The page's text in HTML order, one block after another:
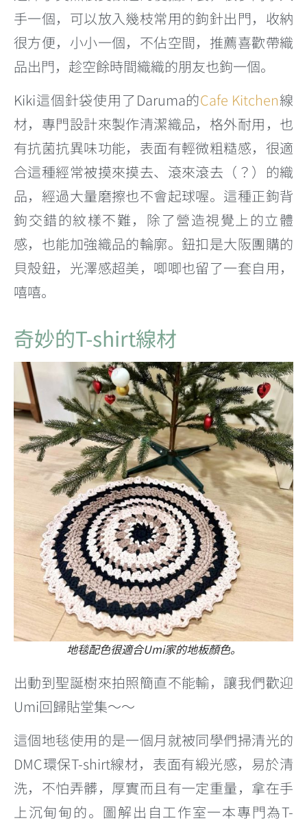
手一個，可以放入幾枝常用的鉤針出門，收納
很方便，小小一個，不佔空間，推薦喜歡帶織
品出門，趁空餘時間織織的朋友也鉤一個。
Kiki這個針袋使用了Daruma的Cafe Kitchen線
材，專門設計來製作清潔織品，格外耐用，也
有抗菌抗異味功能，表面有輕微粗糙感，很適
合這種經常被摸來摸去、滾來滾去（？）的織
品，經過大量磨擦也不會起球喔。這種正鉤背
鉤交錯的紋樣不難，除了營造視覺上的立體
感，也能加強織品的輪廓。鈕扣是大阪團購的
貝殼鈕，光澤感超美，唧唧也留了一套自用，
嘻嘻。
奇妙的T-shirt線材
地毯配色很適合Umi家的地板顏色。
出動到聖誕樹來拍照簡直不能輸，讓我們歡迎
Umi回歸貼堂集～～
這個地毯使用的是一個月就被同學們掃清光的
DMC環保T-shirt線材，表面有緞光感，易於清
洗，不怕弄髒，厚實而且有一定重量，拿在手
上沉甸甸的。圖解出自工作室一本專門為T-